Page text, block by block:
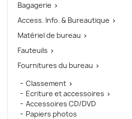
Bagagerie 
Access. Info. & Bureautique 
Matériel de bureau 
Fauteuils 
Fournitures du bureau 
Classement 
Ecriture et accessoires 
Accessoires CD/DVD
Papiers photos